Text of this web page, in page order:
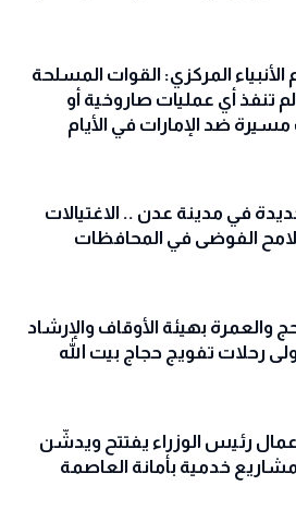
الأنبياء المركزي: القوات المسلحة
لم تنفذ أي عمليات صاروخية أو
مسيرة ضد الإمارات في الأيام
في مدينة عدن .. الاغتيالات
الفوضى في المحافظات
والعمرة بهيئة الأوقاف والإرشاد
رحلات تفويج حجاج بيت الله
رئيس الوزراء يفتتح ويدشّن
خدمية بأمانة العاصمة